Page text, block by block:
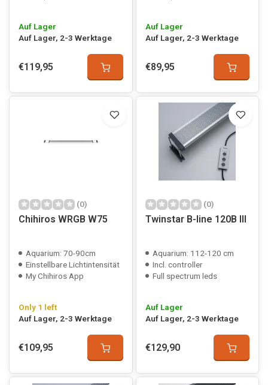
Auf Lager
Auf Lager, 2-3 Werktage
€119,95
Auf Lager
Auf Lager, 2-3 Werktage
€89,95
(0)
Chihiros WRGB W75
Aquarium: 70-90cm
Einstellbare Lichtintensität
My Chihiros App
Only 1 left
Auf Lager, 2-3 Werktage
€109,95
(0)
Twinstar B-line 120B III
Aquarium: 112-120 cm
Incl. controller
Full spectrum leds
Auf Lager
Auf Lager, 2-3 Werktage
€129,90